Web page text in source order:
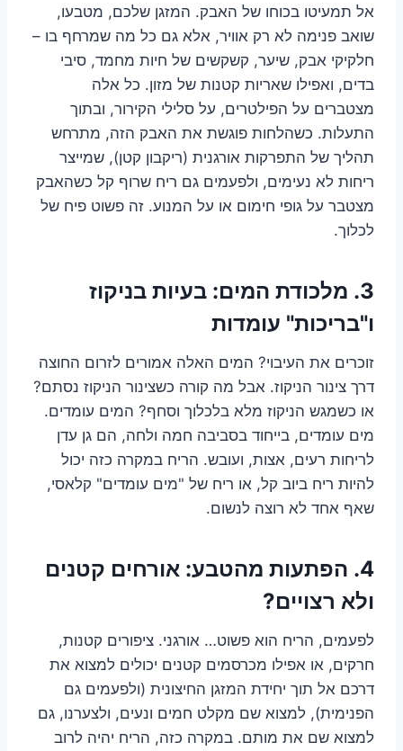
אל תמעיטו בכוחו של האבק. המזגן שלכם, מטבעו,
שואב פנימה לא רק אוויר, אלא גם כל מה שמרחף בו –
חלקיקי אבק, שיער, קשקשים של חיות מחמד, סיבי
בדים, ואפילו שאריות קטנות של מזון. כל אלה
מצטברים על הפילטרים, על סלילי הקירור, ובתוך
התעלות. כשהלחות פוגשת את האבק הזה, מתרחש
תהליך של התפרקות אורגנית (ריקבון קטן), שמייצר
ריחות לא נעימים, ולפעמים גם ריח שרוף קל כשהאבק
מצטבר על גופי חימום או על המנוע. זה פשוט פיח של
לכלוך.
3. מלכודת המים: בעיות בניקוז
ו"בריכות" עומדות
זוכרים את העיבוי? המים האלה אמורים לזרום החוצה
דרך צינור הניקוז. אבל מה קורה כשצינור הניקוז נסתם?
או כשמגש הניקוז מלא בלכלוך וסחף? המים עומדים.
מים עומדים, בייחוד בסביבה חמה ולחה, הם גן עדן
לריחות רעים, אצות, ועובש. הריח במקרה כזה יכול
להיות ריח ביוב קל, או ריח של "מים עומדים" קלאסי,
שאף אחד לא רוצה לנשום.
4. הפתעות מהטבע: אורחים קטנים
ולא רצויים?
לפעמים, הריח הוא פשוט… אורגני. ציפורים קטנות,
חרקים, או אפילו מכרסמים קטנים יכולים למצוא את
דרכם אל תוך יחידת המזגן החיצונית (ולפעמים גם
הפנימית), למצוא שם מקלט חמים ונעים, ולצערנו, גם
למצוא שם את מותם. במקרה כזה, הריח יהיה לרוב